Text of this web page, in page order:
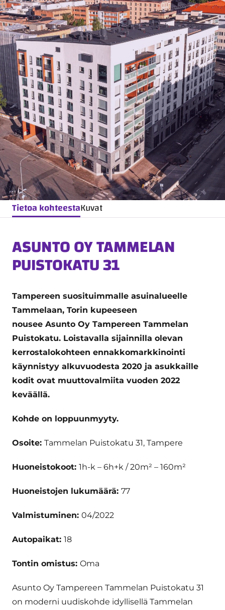
Tietoa kohteestaKuvat
ASUNTO OY TAMMELAN
PUISTOKATU 31
Tampereen suosituimmalle asuinalueelle
Tammelaan, Torin kupeeseen
nousee Asunto Oy Tampereen Tammelan
Puistokatu. Loistavalla sijainnilla olevan
kerrostalokohteen ennakkomarkkinointi
käynnistyy alkuvuodesta 2020 ja asukkaille
kodit ovat muuttovalmiita vuoden 2022
keväällä.
Kohde on loppuunmyyty.
Osoite: Tammelan Puistokatu 31, Tampere
Huoneistokoot: 1h-k – 6h+k / 20m² – 160m²
Huoneistojen lukumäärä: 77
Valmistuminen: 04/2022
Autopaikat: 18
Tontin omistus: Oma
Asunto Oy Tampereen Tammelan Puistokatu 31
on moderni uudiskohde idyllisellä Tammelan